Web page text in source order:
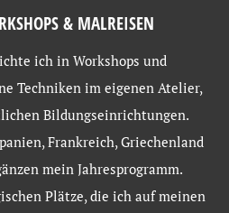
& MALREISEN
ich in Workshops und
Techniken im eigenen Atelier,
Bildungseinrichtungen.
Frankreich, Griechenland
mein Jahresprogramm.
Plätze, die ich auf meinen